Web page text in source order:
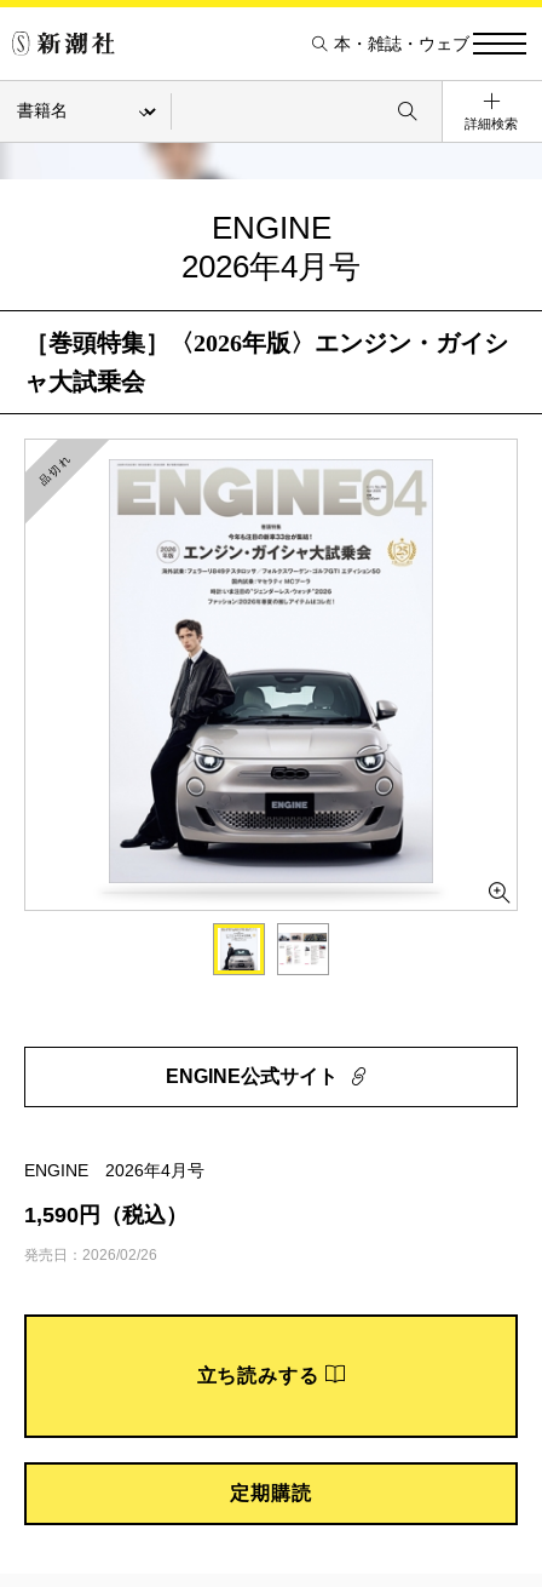
本・雑誌・ウェブ
詳細検索
ENGINE
2026年4月号
［巻頭特集］〈2026年版〉エンジン・ガイシ
ャ大試乗会
品切れ
ENGINE公式サイト
ENGINE 2026年4月号
1,590円（税込）
発売日：2026/02/26
立ち読みする
定期購読